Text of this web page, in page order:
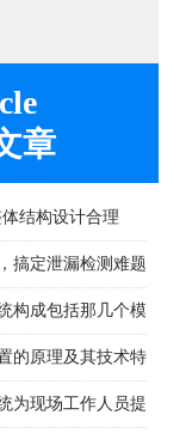
章
结构设计合理
搞定泄漏检测难题
构成包括那几个模
的原理及其技术特
为现场工作人员提